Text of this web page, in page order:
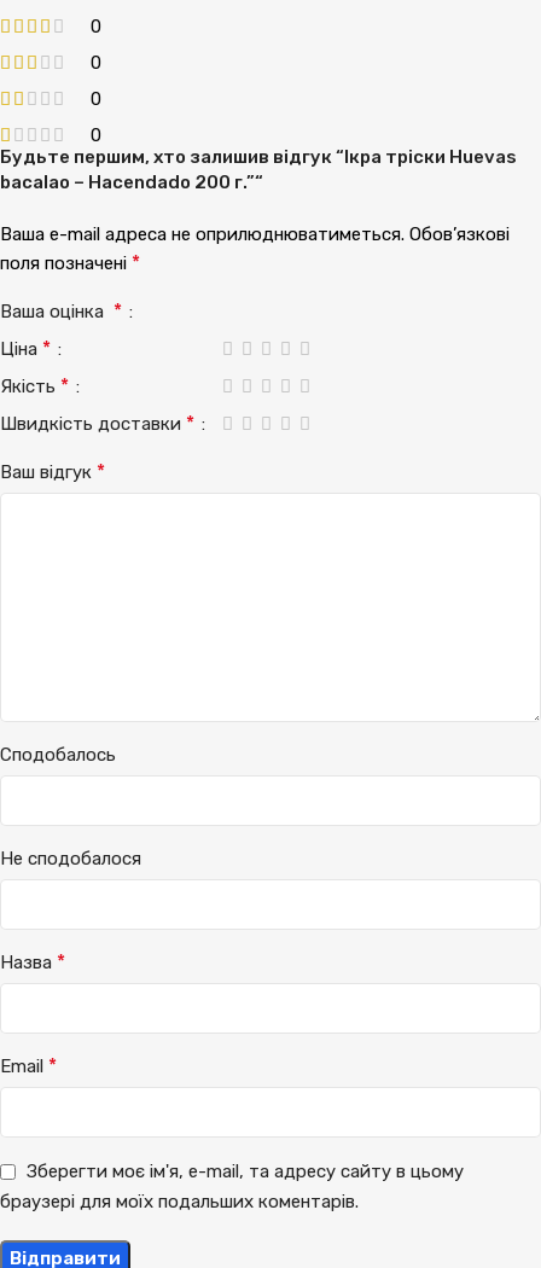
0
0
0
0
Будьте першим, хто залишив відгук “Ікра тріски Huevas
bacalao – Hacendado 200 г.”“
Ваша e-mail адреса не оприлюднюватиметься. Обов’язкові
поля позначені *
Ваша оцінка *
Ціна *
Якість *
Швидкість доставки *
Ваш відгук *
Сподобалось
Не сподобалося
Назва *
Email *
Зберегти моє ім'я, e-mail, та адресу сайту в цьому
браузері для моїх подальших коментарів.